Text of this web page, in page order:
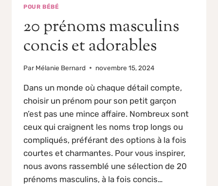
POUR BÉBÉ
20 prénoms masculins
concis et adorables
Par Mélanie Bernard novembre 15, 2024
Dans un monde où chaque détail compte,
choisir un prénom pour son petit garçon
n’est pas une mince affaire. Nombreux sont
ceux qui craignent les noms trop longs ou
compliqués, préférant des options à la fois
courtes et charmantes. Pour vous inspirer,
nous avons rassemblé une sélection de 20
prénoms masculins, à la fois concis…